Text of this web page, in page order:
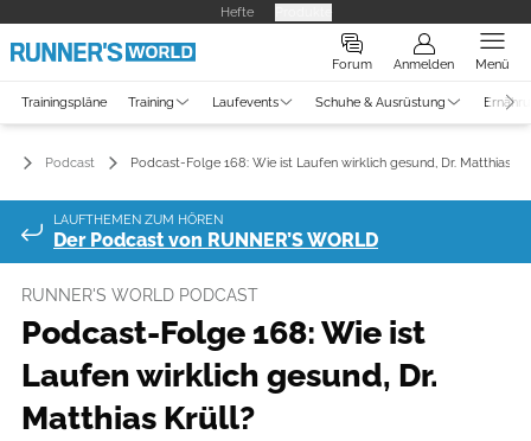
Hefte
Forum Anmelden Menü
Trainingspläne Training Laufevents Schuhe & Ausrüstung
Podcast Podcast-Folge 168: Wie ist Laufen wirklich gesund, Dr. Matthias
LAUFTHEMEN ZUM HÖREN
Der Podcast von RUNNER’S WORLD
RUNNER'S WORLD PODCAST
Podcast-Folge 168: Wie ist
Laufen wirklich gesund, Dr.
Matthias Krüll?